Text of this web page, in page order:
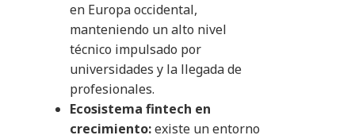
en Europa occidental,
manteniendo un alto nivel
técnico impulsado por
universidades y la llegada de
profesionales.
Ecosistema fintech en
crecimiento:existe un entorno